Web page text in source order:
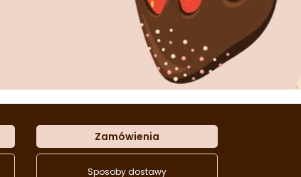
Zamówienia
Sposoby dostawy